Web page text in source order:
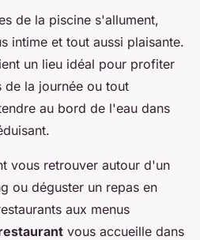
de la piscine s'allument,
intime et tout aussi plaisante.
un lieu idéal pour profiter
de la journée ou tout
au bord de l'eau dans
vous retrouver autour d'un
ou déguster un repas en
aux menus
vous accueille dans